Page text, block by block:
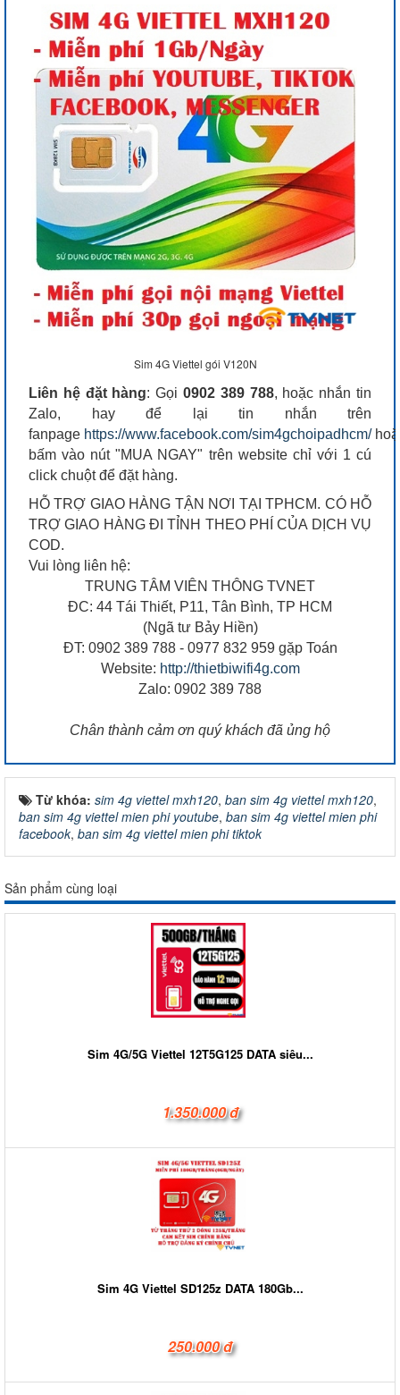
Sim 4G Viettel gói V120N
Liên hệ đặt hàng: Gọi0902 389 788, hoặc nhắn tin
Zalo, hay để lại tin nhắn trên
fanpage https://www.facebook.com/sim4gchoipadhcm/
bấm vào nút "MUA NGAY" trên website chỉ với 1 cú
click chuột để đặt hàng.
HỖ TRỢ GIAO HÀNG TẬN NƠI TẠI TPHCM. CÓ HỖ
TRỢ GIAO HÀNG ĐI TỈNH THEO PHÍ CỦA DỊCH VỤ
COD.
Vui lòng liên hệ:
TRUNG TÂM VIÊN THÔNG TVNET
ĐC: 44 Tái Thiết, P11, Tân Bình, TP HCM
(Ngã tư Bảy Hiền)
ĐT: 0902 389 788 - 0977 832 959 gặp Toán
Website: http://thietbiwifi4g.com
Zalo: 0902 389 788
Chân thành cảm ơn quý khách đã ủng hộ
Từ khóa: sim 4g viettel mxh120, ban sim 4g viettel mxh120,
ban sim 4g viettel mien phi youtube, ban sim 4g viettel mien phi
facebook, ban sim 4g viettel mien phi tiktok
Sản phẩm cùng loại
Sim 4G/5G Viettel 12T5G125 DATA siêu...
1.350.000 đ
Sim 4G Viettel SD125z DATA 180Gb...
250.000 đ